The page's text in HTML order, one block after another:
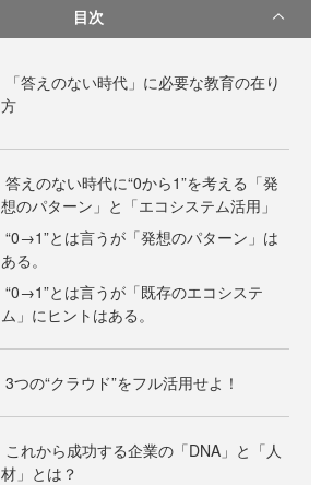
目次
「答えのない時代」に必要な教育の在り
方
答えのない時代に“0から1”を考える「発
想のパターン」と「エコシステム活用」
“0→1”とは言うが「発想のパターン」は
ある。
“0→1”とは言うが「既存のエコシステ
ム」にヒントはある。
3つの“クラウド”をフル活用せよ！
これから成功する企業の「DNA」と「人
材」とは？